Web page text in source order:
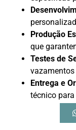
Produção
que
Testes de
Entrega e
técnico